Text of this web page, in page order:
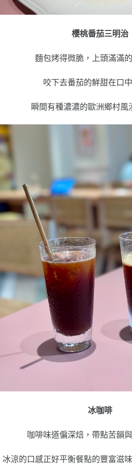
櫻桃番茄三明治
麵包烤得微脆，上頭滿滿
咬下去番茄的鮮甜在口
瞬間有種濃濃的歐洲鄉村風
冰咖啡
咖啡味道偏深焙，帶點苦韻
冰涼的口感正好平衡餐點的豐富滋